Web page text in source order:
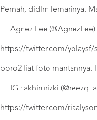
Pernah, didlm lemarinya.
— Agnez Lee (@AgnezLee)
https://twitter.com/yolaysf/
boro2 liat foto mantannya.
— IG : akhirurizki
https://twitter.com/